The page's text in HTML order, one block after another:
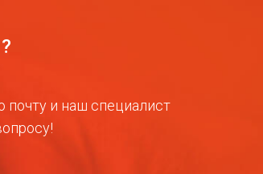
почту и наш специалист